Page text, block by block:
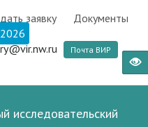
заявку
Документы
Почта ВИР
исследовательский